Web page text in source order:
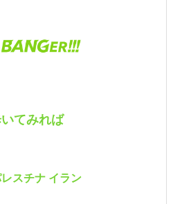
てみれば
スチナ イラン